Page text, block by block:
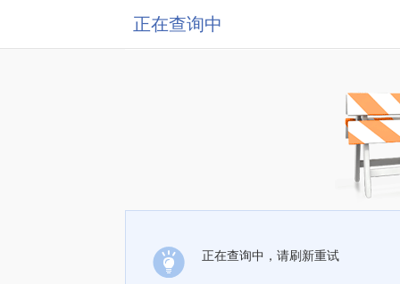
正在查询中
正在查询中，请刷新重试